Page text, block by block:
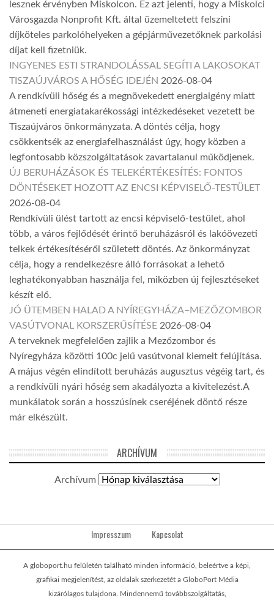
lesznek érvényben Miskolcon. Ez azt jelenti, hogy a Miskolci
Városgazda Nonprofit Kft. által üzemeltetett felszíni
díjköteles parkolóhelyeken a gépjárművezetőknek parkolási
díjat kell fizetniük.
INGYENES ESTI STRANDOLÁSSAL SEGÍTI A LAKOSOKAT
TISZAÚJVÁROS A HŐSÉG IDEJÉN 2026-08-04
A rendkívüli hőség és a megnövekedett energiaigény miatt
átmeneti energiatakarékossági intézkedéseket vezetett be
Tiszaújváros önkormányzata. A döntés célja, hogy
csökkentsék az energiafelhasználást úgy, hogy közben a
legfontosabb közszolgáltatások zavartalanul működjenek.
ÚJ BERUHÁZÁSOK ÉS TELEKÉRTÉKESÍTÉS: FONTOS
DÖNTÉSEKET HOZOTT AZ ENCSI KÉPVISELŐ-TESTÜLET
2026-08-04
Rendkívüli ülést tartott az encsi képviselő-testület, ahol
több, a város fejlődését érintő beruházásról és lakóövezeti
telkek értékesítéséről született döntés. Az önkormányzat
célja, hogy a rendelkezésre álló forrásokat a lehető
leghatékonyabban használja fel, miközben új fejlesztéseket
készít elő.
JÓ ÜTEMBEN HALAD A NYÍREGYHÁZA–MEZŐZOMBOR
VASÚTVONAL KORSZERŰSÍTÉSE 2026-08-04
A terveknek megfelelően zajlik a Mezőzombor és
Nyíregyháza közötti 100c jelű vasútvonal kiemelt felújítása.
A május végén elindított beruházás augusztus végéig tart, és
a rendkívüli nyári hőség sem akadályozta a kivitelezést.A
munkálatok során a hosszúsínek cseréjének döntő része
már elkészült.
ARCHÍVUM
Archívum
Impresszum Kapcsolat
A globoport.hu felületén található minden információ, beleértve a képi,
grafikai megjelenítést, az oldalak szerkezetét a GloboPort Média
kizárólagos tulajdona. Mindennemű továbbszolgáltatás,